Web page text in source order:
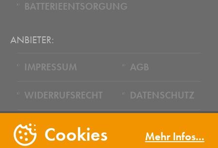
BATTERIEENTSORGUNG
ANBIETER:
IMPRESSUM AGB
WIDERRUFSRECHT DATENSCHUTZ
COOKIESCookies Mehr Infos...